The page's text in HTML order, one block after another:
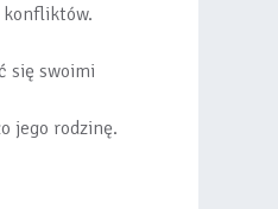
konfliktów.
się swoimi
jego rodzinę.